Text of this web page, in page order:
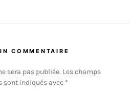
COMMENTAIRE
sera pas publiée. Les champs
sont indiqués avec *